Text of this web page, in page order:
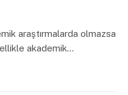
araştırmalarda olmazsa
akademik…